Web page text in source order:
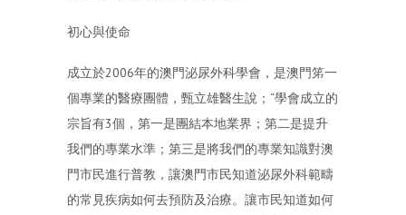
初心與使命
成立於2006年的澳門泌尿外科學會，是澳門笫一
個專業的醫療團體，甄立雄醫生說；“學會成立的
宗旨有3個，第一是團結本地業界；第二是提升
我們的專業水準；第三是將我們的專業知識對澳
門市民進行普教，讓澳門市民知道泌尿外科範疇
的常見疾病如何去預防及治療。讓市民知道如何